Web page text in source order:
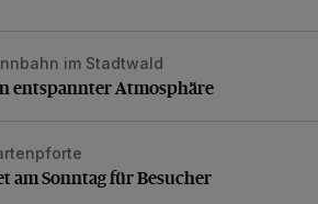
entspannter Atmosphäre
im Stadtwald
entspannter Atmosphäre
am Sonntag für Besucher
am Sonntag für Besucher